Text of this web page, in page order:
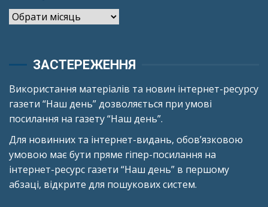
Архіви
ЗАСТЕРЕЖЕННЯ
Використання матеріалів та новин інтернет-ресурсу
газети “Наш день” дозволяється при умові
посилання на газету “Наш день”.
Для новинних та інтернет-видань, обов’язковою
умовою має бути пряме гіпер-посилання на
інтернет-ресурс газети “Наш день” в першому
абзаці, відкрите для пошукових систем.